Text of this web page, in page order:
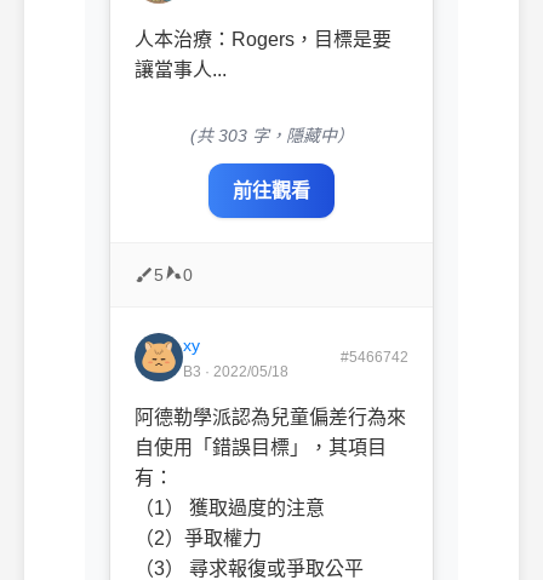
人本治療：Rogers，目標是要
讓當事人...
(共 303 字，隱藏中）
前往觀看
5 0
xy
B3 · 2022/05/18
#5466742
阿德勒學派認為兒童偏差行為來
自使用「錯誤目標」，其項目
有：
（1） 獲取過度的注意
（2）爭取權力
（3） 尋求報復或爭取公平